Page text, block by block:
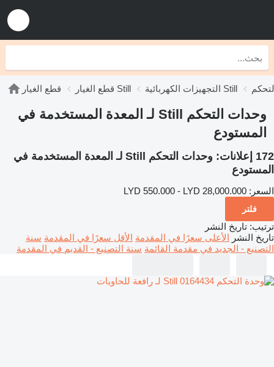
قطع الغيار قطع الغيار Still التجهيزات الكهربائية Still
وحدات التحكم Still لـ المعدة المستخدمة في
المستودع
172 إعلانات:
وحدات التحكم Still لـ المعدة المستخدمة في
المستودع
السعر: LYD 550.000 - LYD 28,000.000
فلتر
ترتيب: تاريخ النشر
تاريخ النشر الأعلى سعرًا في المقدمة الأقل سعرًا في المقدمة سنة
التصنيع - الجديد في مقدمة القائمة سنة التصنيع - القديم في المقدمة